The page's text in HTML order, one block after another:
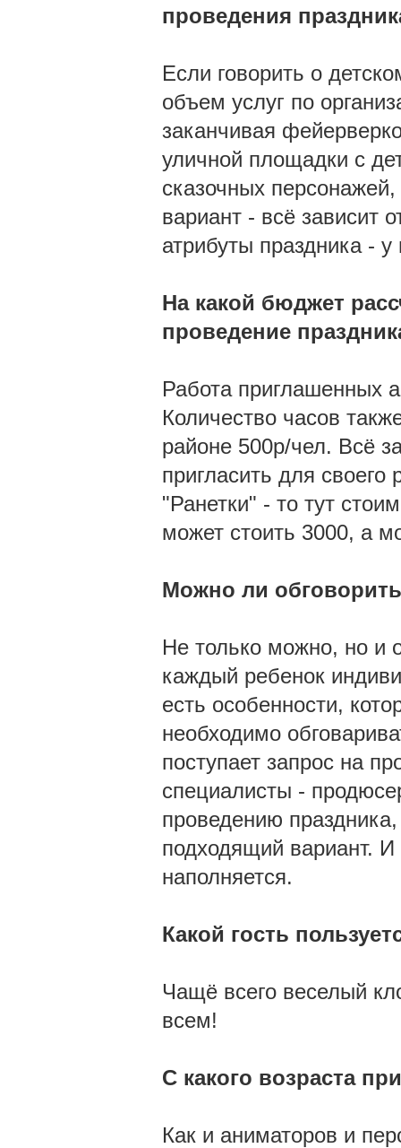
проведения
Если говорить о
объем услуг по
заканчивая
уличной площадки с
сказочных
вариант - всё зависит
атрибуты праздника -
На какой бюджет
проведение
Работа приглашенных
Количество часов
районе 500р/чел. Всё
пригласить для
"Ранетки" - то тут
может стоить 3000, а
Можно ли
Не только можно, но и
каждый ребенок
есть особенности,
необходимо
поступает запрос на
специалисты -
проведению
подходящий вариант.
наполняется.
Какой гость
Чащё всего веселый
всем!
С какого возраста
Как и аниматоров и